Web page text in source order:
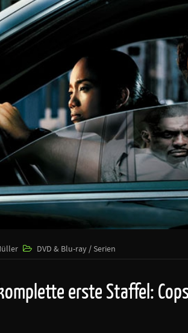
DVD & Blu-ray / Serien
erste Staffel: